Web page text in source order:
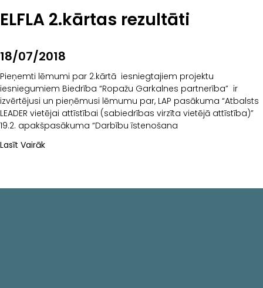
ELFLA 2.kārtas rezultāti
18/07/2018
Pieņemti lēmumi par 2.kārtā iesniegtajiem projektu
iesniegumiem Biedrība “Ropažu Garkalnes partnerība” ir
izvērtējusi un pieņēmusi lēmumu par, LAP pasākuma “Atbalsts
LEADER vietējai attīstībai (sabiedrības virzīta vietējā attīstība)”
19.2. apakšpasākuma “Darbību īstenošana
Lasīt Vairāk